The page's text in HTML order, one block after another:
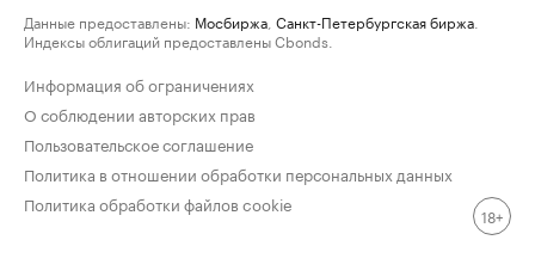
Данные предоставлены: Мосбиржа Санкт-Петербургская биржа
Индексы облигаций предоставлены Cbonds.
Информация об ограничениях
О соблюдении авторских прав
Пользовательское соглашение
Политика в отношении обработки персональных данных
Политика обработки файлов cookie
18+